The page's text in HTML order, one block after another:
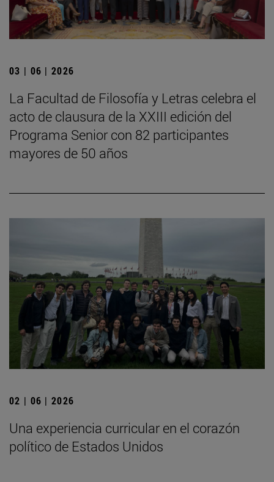
03 | 06 | 2026
La Facultad de Filosofía y Letras celebra el
acto de clausura de la XXIII edición del
Programa Senior con 82 participantes
mayores de 50 años
02 | 06 | 2026
Una experiencia curricular en el corazón
político de Estados Unidos